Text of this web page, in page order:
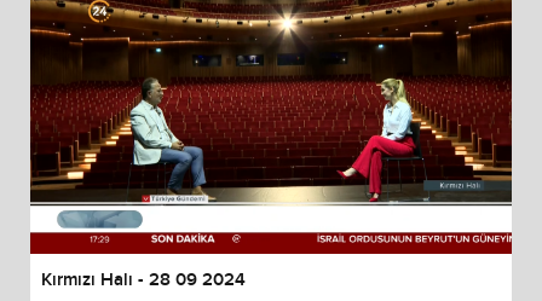
Kırmızı Halı - 28 09 2024